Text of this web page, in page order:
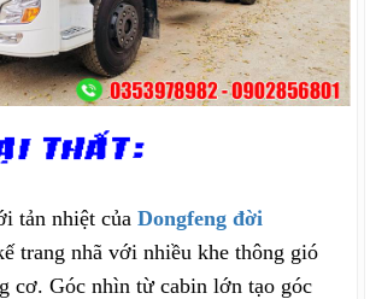
tản nhiệt củaDongfeng đời
trang nhã với nhiều khe thông gió
cơ. Góc nhìn từ cabin lớn tạo góc